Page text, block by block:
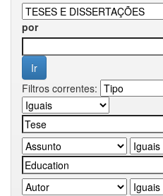
por
Filtros correntes: